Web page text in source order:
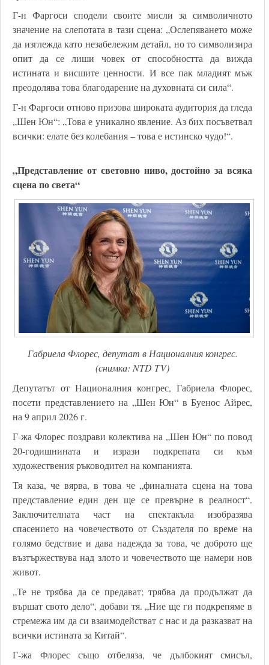
Г-н Фаргоси сподели своите мисли за символичното
значение на слепотата в тази сцена: „Ослепяването може
да изглежда като незабележим детайл, но то символизира
опит да се лиши човек от способността да вижда
истината и висшите ценности. И все пак младият мъж
преодолява това благодарение на духовната си сила“.
Г-н Фаргоси отново призова широката аудитория да гледа
„Шен Юн“: „Това е уникално явление. Аз бих посъветвал
всички: елате без колебания – това е истинско чудо!“.
„Представление от световно ниво, достойно за всяка
сцена по света“
Габриела Флорес, депутат в Националния конгрес.
(снимка: NTD TV)
Депутатът от Националния конгрес, Габриела Флорес,
посети представлението на „Шен Юн“ в Буенос Айрес,
на 9 април 2026 г.
Г-жа Флорес поздрави колектива на „Шен Юн“ по повод
20-годишнината и изрази подкрепата си към
художествения ръководител на компанията.
Тя каза, че вярва, в това че „финалната сцена на това
представление един ден ще се превърне в реалност“.
Заключителната част на спектакъла изобразява
спасението на човечеството от Създателя по време на
голямо бедствие и дава надежда за това, че доброто ще
възтържествува над злото и човечеството ще намери нов
живот.
„Те не трябва да се предават; трябва да продължат да
вършат свото дело“, добави тя. „Ние ще ги подкрепяме в
стремежа им да си взаимодействат с нас и да разказват на
всички истината за Китай“.
Г-жа Флорес също отбеляза, че дълбокият смисъл,